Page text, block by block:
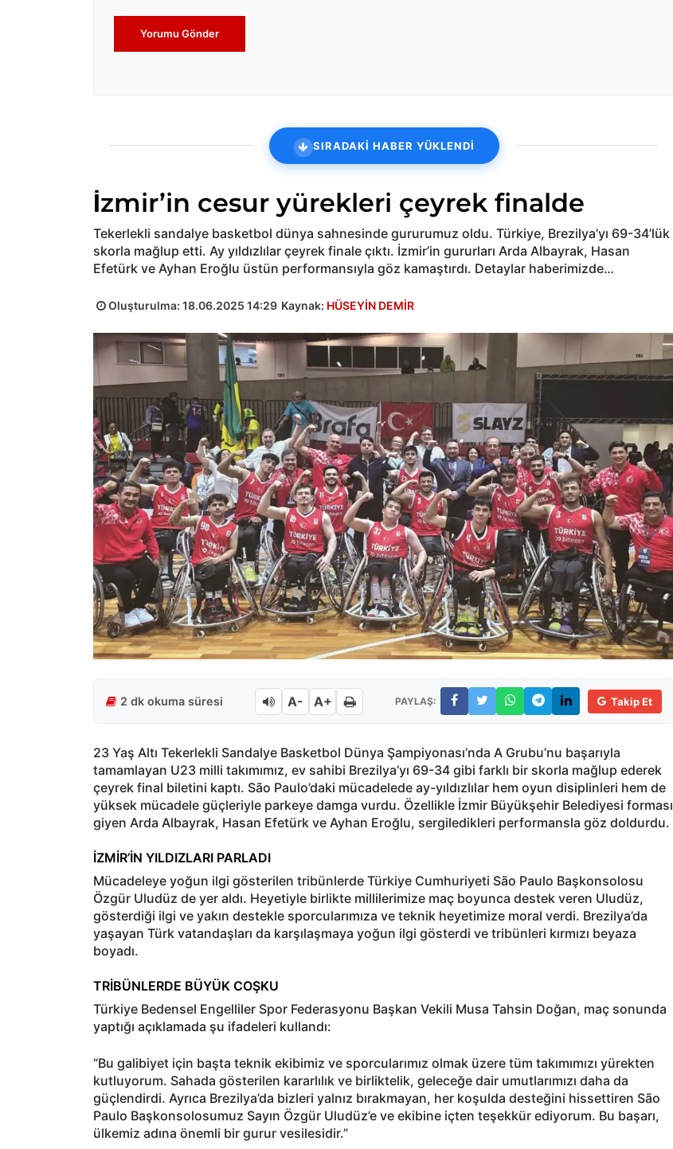
Yorumu Gönder
SIRADAKİ HABER YÜKLENDİ
İzmir’in cesur yürekleri çeyrek finalde
Tekerlekli sandalye basketbol dünya sahnesinde gururumuz oldu. Türkiye, Brezilya’yı 69-34’lük
skorla mağlup etti. Ay yıldızlılar çeyrek finale çıktı. İzmir’in gururları Arda Albayrak, Hasan
Efetürk ve Ayhan Eroğlu üstün performansıyla göz kamaştırdı. Detaylar haberimizde…
Oluşturulma: 18.06.2025 14:29 Kaynak: HÜSEYİN DEMİR
2 dk okuma süresi A- A+ PAYLAŞ: Takip Et
23 Yaş Altı Tekerlekli Sandalye Basketbol Dünya Şampiyonası’nda A Grubu’nu başarıyla
tamamlayan U23 milli takımımız, ev sahibi Brezilya’yı 69-34 gibi farklı bir skorla mağlup ederek
çeyrek final biletini kaptı. São Paulo’daki mücadelede ay-yıldızlılar hem oyun disiplinleri hem de
yüksek mücadele güçleriyle parkeye damga vurdu. Özellikle İzmir Büyükşehir Belediyesi forması
giyen Arda Albayrak, Hasan Efetürk ve Ayhan Eroğlu, sergiledikleri performansla göz doldurdu.
İZMİR’İN YILDIZLARI PARLADI
Mücadeleye yoğun ilgi gösterilen tribünlerde Türkiye Cumhuriyeti São Paulo Başkonsolosu
Özgür Uludüz de yer aldı. Heyetiyle birlikte millilerimize maç boyunca destek veren Uludüz,
gösterdiği ilgi ve yakın destekle sporcularımıza ve teknik heyetimize moral verdi. Brezilya’da
yaşayan Türk vatandaşları da karşılaşmaya yoğun ilgi gösterdi ve tribünleri kırmızı beyaza
boyadı.
TRİBÜNLERDE BÜYÜK COŞKU
Türkiye Bedensel Engelliler Spor Federasyonu Başkan Vekili Musa Tahsin Doğan, maç sonunda
yaptığı açıklamada şu ifadeleri kullandı:
“Bu galibiyet için başta teknik ekibimiz ve sporcularımız olmak üzere tüm takımımızı yürekten
kutluyorum. Sahada gösterilen kararlılık ve birliktelik, geleceğe dair umutlarımızı daha da
güçlendirdi. Ayrıca Brezilya’da bizleri yalnız bırakmayan, her koşulda desteğini hissettiren São
Paulo Başkonsolosumuz Sayın Özgür Uludüz’e ve ekibine içten teşekkür ediyorum. Bu başarı,
ülkemiz adına önemli bir gurur vesilesidir.”